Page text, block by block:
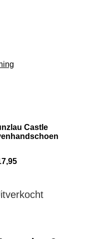
Castle